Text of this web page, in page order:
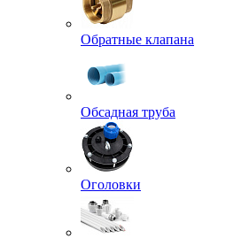
Обратные клапана
Обсадная труба
Оголовки